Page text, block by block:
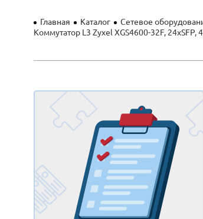
Главная Каталог Сетевое
Коммутатор L3 Zyxel XGS4600-32F,